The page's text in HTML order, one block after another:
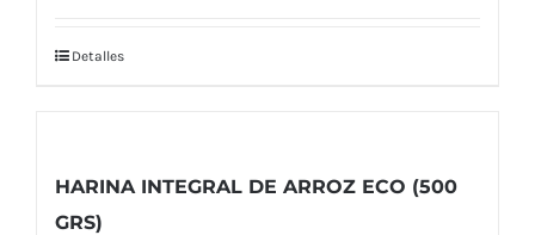
Detalles
HARINA INTEGRAL DE ARROZ ECO (500
GRS)